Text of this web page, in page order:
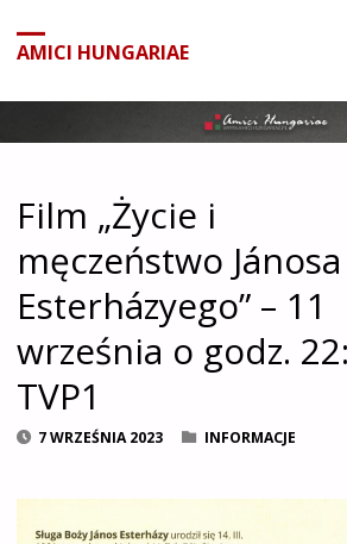
treści
AMICI HUNGARIAE
Film „Życie i
męczeństwo Jánosa
Esterházyego” – 11
września o godz.
TVP1
7 WRZEŚNIA 2023 INFORMACJE